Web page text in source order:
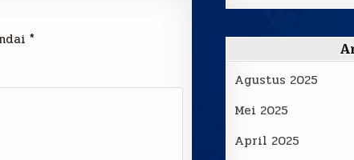
*
Agustus 2025
Mei 2025
April 2025